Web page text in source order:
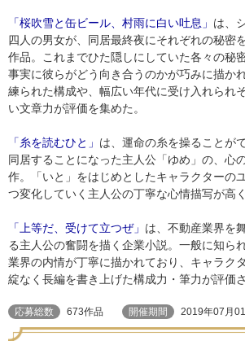
「桜吹雪と缶ビール、村雨に白い吐息」 は、
四人の男女が、同居最終夜にそれぞれの秘密
作品。これまでひた隠しにしていた各々の秘
事実に彼らがどう向き合うのかが巧みに描か
練られた構成や、幅広い年代に受け入れられ
い文章力が評価を集めた。
「糸を読むひと」 は、運命の糸を操ることが
同居することになった主人公「ゆめ」の、心
作。「いと」をはじめとしたキャラクターの
つ変化していく主人公の丁寧な心情描写が高
「上等だ、受けて立つぜ」 は、不動産業界を
る主人公の奮闘を描く企業小説。一般に知ら
業界の内情が丁寧に描かれており、キャラク
綻なく長編を書き上げた構成力・筆力が評価さ
応募総数 673作品 開催期間 2019年07月